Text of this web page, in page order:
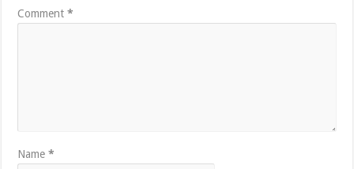
Comment*
Name*